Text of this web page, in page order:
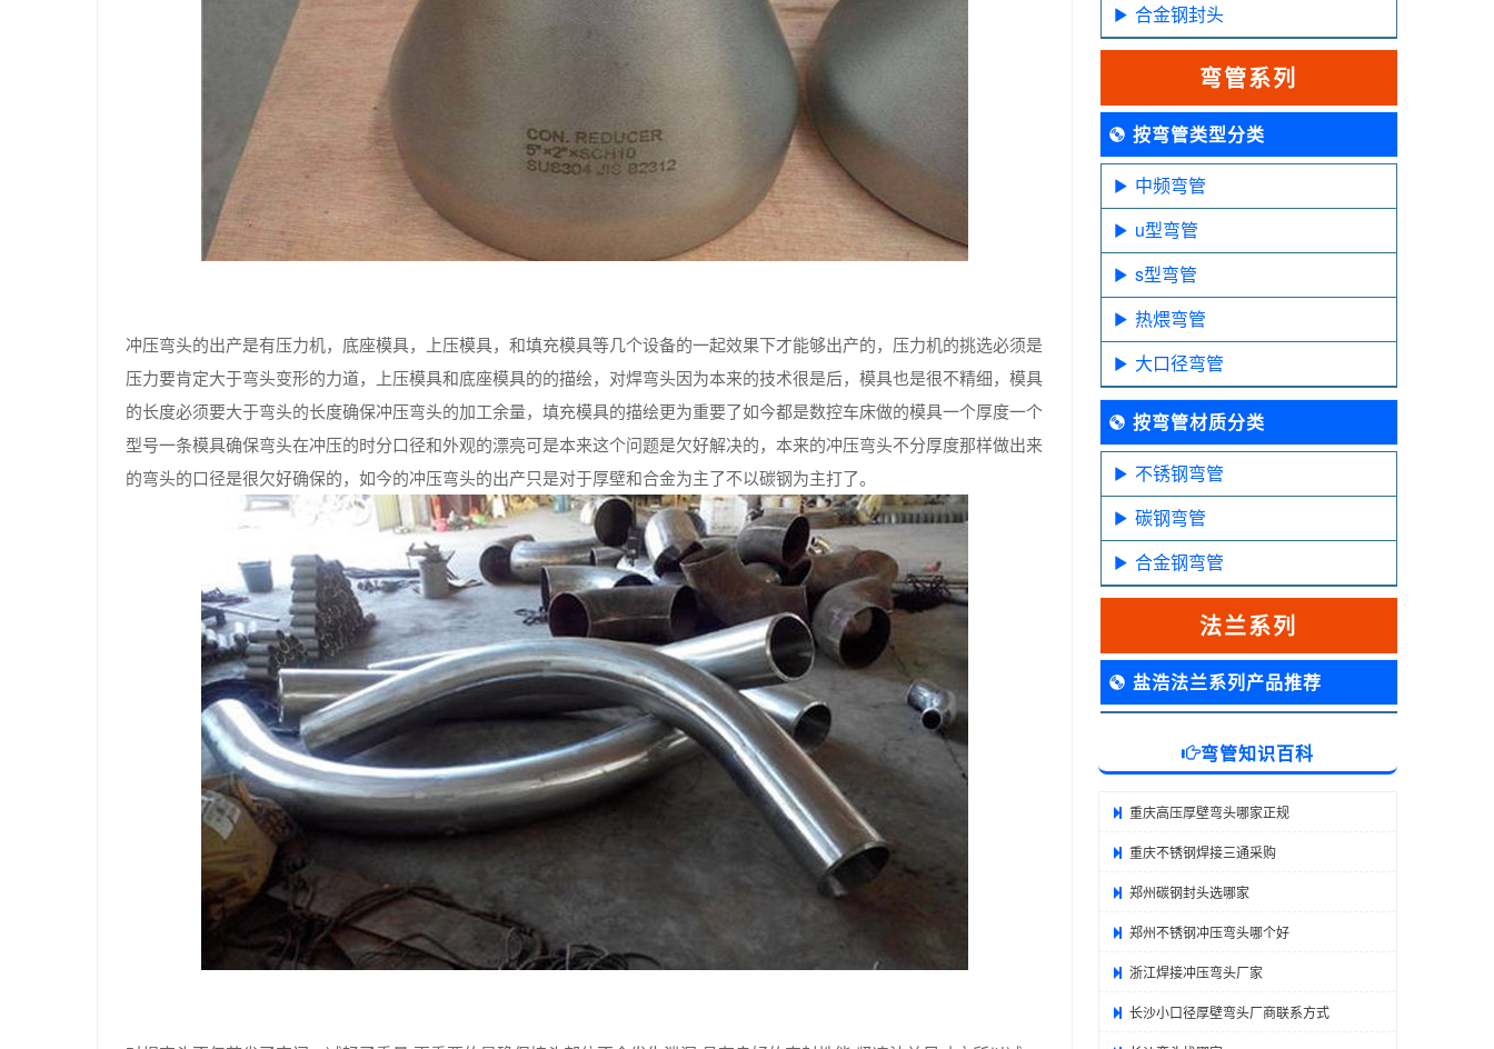
冲压弯头的出产是有压力机，底座模具，上压模具，和填充模具等几个设备的一起效果下才能够出产的，压力机的挑选必须是
压力要肯定大于弯头变形的力道，上压模具和底座模具的的描绘，对焊弯头因为本来的技术很是后，模具也是很不精细，模具
的长度必须要大于弯头的长度确保冲压弯头的加工余量，填充模具的描绘更为重要了如今都是数控车床做的模具一个厚度一个
型号一条模具确保弯头在冲压的时分口径和外观的漂亮可是本来这个问题是欠好解决的，本来的冲压弯头不分厚度那样做出来
的弯头的口径是很欠好确保的，如今的冲压弯头的出产只是对于厚壁和合金为主了不以碳钢为主打了。
合金钢封头
弯管系列
按弯管类型分类
中频弯管
u型弯管
s型弯管
热煨弯管
大口径弯管
按弯管材质分类
不锈钢弯管
碳钢弯管
合金钢弯管
法兰系列
盐浩法兰系列产品推荐
弯管知识百科
重庆高压厚壁弯头哪家正规
重庆不锈钢焊接三通采购
郑州碳钢封头选哪家
郑州不锈钢冲压弯头哪个好
浙江焊接冲压弯头厂家
长沙小口径厚壁弯头厂商联系方式